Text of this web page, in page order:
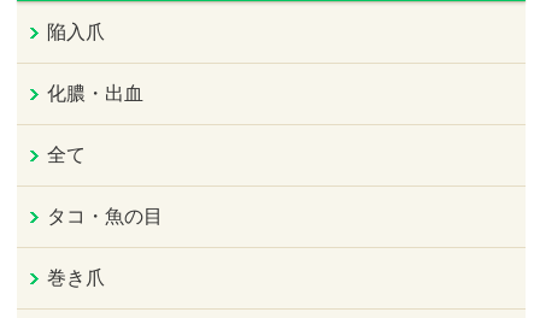
陥入爪
化膿・出血
全て
タコ・魚の目
巻き爪